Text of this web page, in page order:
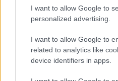
I want to allow Google to
personalized advertising.
I want to allow Google to
related to analytics like
device identifiers in apps.
Robbie Williams
Festival al Romazzino
Maxi piano tra
Arzachena